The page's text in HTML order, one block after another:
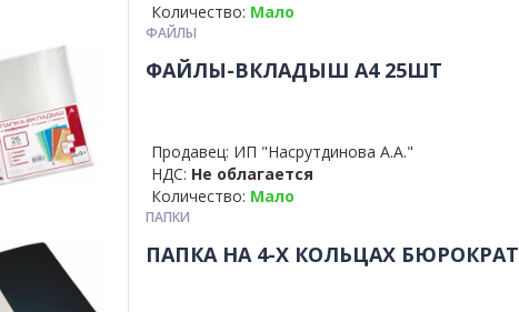
Количество: Мало
ФАЙЛЫ
ФАЙЛЫ-ВКЛАДЫШ А4 25ШТ
Продавец: ИП "Насрутдинова А.А."
НДС: Не облагается
Количество: Мало
ПАПКИ
ПАПКА НА 4-Х КОЛЬЦАХ БЮРОКРАТ